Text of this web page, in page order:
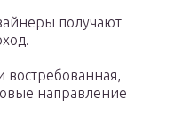
получают
востребованная,
направление